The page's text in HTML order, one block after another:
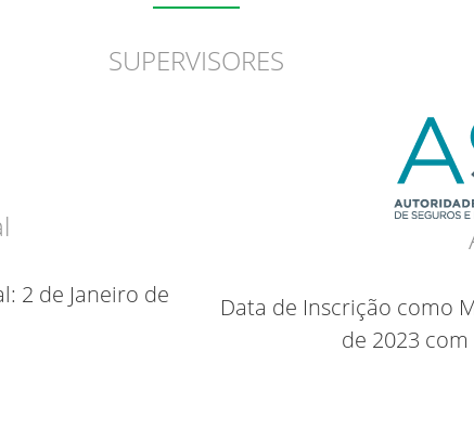
SUPERVISORES
2 de Janeiro de
Data de Inscrição como
de 2023 com